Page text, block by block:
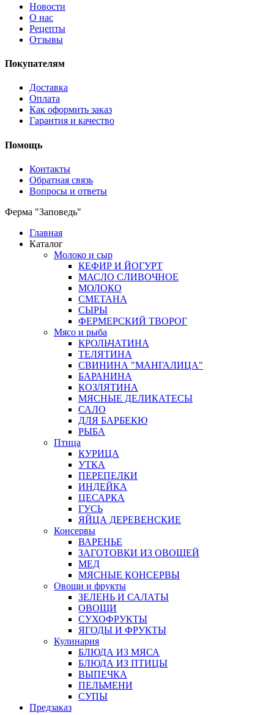
Новости
О нас
Рецепты
Отзывы
Покупателям
Доставка
Оплата
Как оформить заказ
Гарантия и качество
Помощь
Контакты
Обратная связь
Вопросы и ответы
Ферма "Заповедь"
Главная
Каталог
Молоко и сыр
КЕФИР И ЙОГУРТ
МАСЛО СЛИВОЧНОЕ
МОЛОКО
СМЕТАНА
СЫРЫ
ФЕРМЕРСКИЙ ТВОРОГ
Мясо и рыба
КРОЛЬЧАТИНА
ТЕЛЯТИНА
СВИНИНА "МАНГАЛИЦА"
БАРАНИНА
КОЗЛЯТИНА
МЯСНЫЕ ДЕЛИКАТЕСЫ
САЛО
ДЛЯ БАРБЕКЮ
РЫБА
Птица
КУРИЦА
УТКА
ПЕРЕПЕЛКИ
ИНДЕЙКА
ЦЕСАРКА
ГУСЬ
ЯЙЦА ДЕРЕВЕНСКИЕ
Консервы
ВАРЕНЬЕ
ЗАГОТОВКИ ИЗ ОВОЩЕЙ
МЕД
МЯСНЫЕ КОНСЕРВЫ
Овощи и фрукты
ЗЕЛЕНЬ И САЛАТЫ
ОВОЩИ
СУХОФРУКТЫ
ЯГОДЫ И ФРУКТЫ
Кулинария
БЛЮДА ИЗ МЯСА
БЛЮДА ИЗ ПТИЦЫ
ВЫПЕЧКА
ПЕЛЬМЕНИ
СУПЫ
Предзаказ